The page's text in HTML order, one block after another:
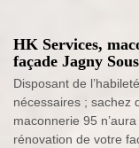
HK Services,
façade Jagny
Disposant de
nécessaires ; sachez
maconnerie 95
rénovation de votre